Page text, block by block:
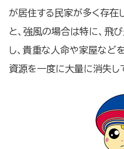
が居住する民家が多く存在
と、強風の場合は特に、飛
し、貴重な人命や家屋など
資源を一度に大量に消失し